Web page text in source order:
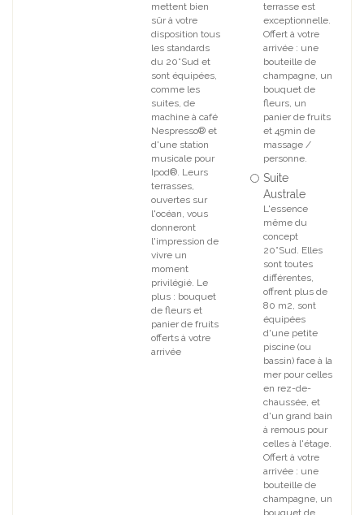
mettent bien
sûr à votre
disposition tous
les standards
du 20°Sud et
sont équipées,
comme les
suites, de
machine à café
Nespresso® et
d'une station
musicale pour
Ipod®. Leurs
terrasses,
ouvertes sur
l'océan, vous
donneront
l'impression de
vivre un
moment
privilégié. Le
plus : bouquet
de fleurs et
panier de fruits
offerts à votre
arrivée
terrasse est
exceptionnelle.
Offert à votre
arrivée : une
bouteille de
champagne, un
bouquet de
fleurs, un
panier de fruits
et 45min de
massage /
personne.
Suite
Australe
L'essence
même du
concept
20°Sud. Elles
sont toutes
différentes,
offrent plus de
80 m2, sont
équipées
d'une petite
piscine (ou
bassin) face à la
mer pour celles
en rez-de-
chaussée, et
d'un grand bain
à remous pour
celles à l'étage.
Offert à votre
arrivée : une
bouteille de
champagne, un